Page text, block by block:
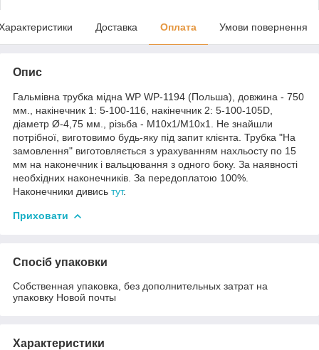
Доставка Оплата Умови повернення
Опис
Гальмівна трубка мідна WP WP-1194 (Польша), довжина - 750
мм., накінечник 1: 5-100-116, накінечник 2: 5-100-105D,
діаметр Ø-4,75 мм., різьба - М10х1/М10х1. Не знайшли
потрібної, виготовимо будь-яку під запит клієнта. Трубка "На
замовлення" виготовляється з урахуванням нахльосту по 15
мм на наконечник і вальцювання з одного боку. За наявності
необхідних наконечників. За передоплатою 100%.
Наконечники дивись тут.
Приховати
Спосіб упаковки
Собственная упаковка, без дополнительных затрат на
упаковку Новой почты
Характеристики